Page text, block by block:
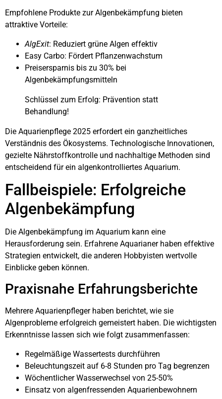
Empfohlene Produkte zur Algenbekämpfung bieten
attraktive Vorteile:
AlgExit: Reduziert grüne Algen effektiv
Easy Carbo: Fördert Pflanzenwachstum
Preisersparnis bis zu 30% bei
Algenbekämpfungsmitteln
Schlüssel zum Erfolg: Prävention statt
Behandlung!
Die Aquarienpflege 2025 erfordert ein ganzheitliches
Verständnis des Ökosystems. Technologische Innovationen,
gezielte Nährstoffkontrolle und nachhaltige Methoden sind
entscheidend für ein algenkontrolliertes Aquarium.
Fallbeispiele: Erfolgreiche
Algenbekämpfung
Die Algenbekämpfung im Aquarium kann eine
Herausforderung sein. Erfahrene Aquarianer haben effektive
Strategien entwickelt, die anderen Hobbyisten wertvolle
Einblicke geben können.
Praxisnahe Erfahrungsberichte
Mehrere Aquarienpfleger haben berichtet, wie sie
Algenprobleme erfolgreich gemeistert haben. Die wichtigsten
Erkenntnisse lassen sich wie folgt zusammenfassen:
Regelmäßige Wassertests durchführen
Beleuchtungszeit auf 6-8 Stunden pro Tag begrenzen
Wöchentlicher Wasserwechsel von 25-50%
Einsatz von algenfressenden Aquarienbewohnern